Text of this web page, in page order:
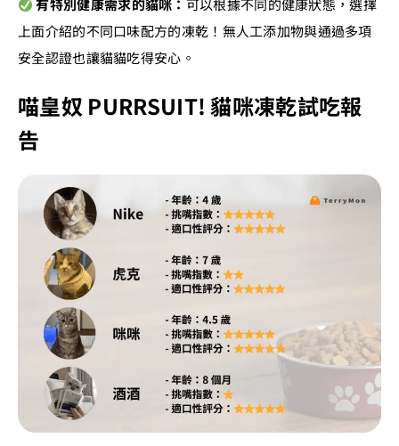
有特別健康需求的貓咪： 可以根據不同的健康狀態，選擇
上面介紹的不同口味配方的凍乾！無人工添加物與通過多項
安全認證也讓貓貓吃得安心。
喵皇奴 PURRSUIT! 貓咪凍乾試吃報
告